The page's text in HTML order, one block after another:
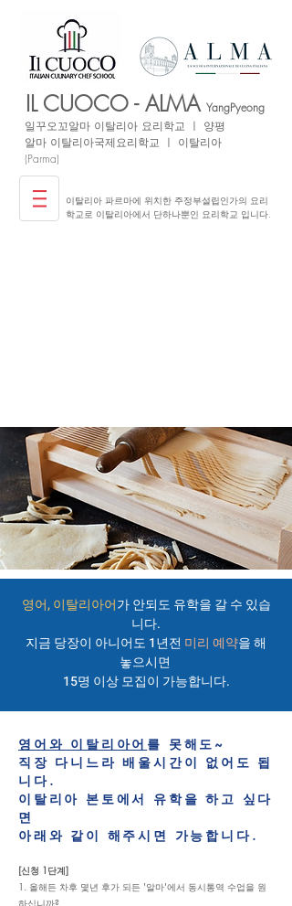
IL CUOCO - ALMA YangPyeong
일꾸오꼬알마 이탈리아 요리학교 ㅣ 양평
​알마 이탈리아국제요리학교 ㅣ 이탈리아
(Parma)
이탈리아 파르마에 위치한 주정부설립인가의 요리
학교로 이탈리아에서 단하나뿐인 요리학교 입니다.
영어, 이탈리아어가 안되도 ​유학을 갈 수 있습
니다.
지금 당장이 아니어도 1년전 미리 예약을 해
놓으시면
15명 이상 모집이 가능합니다.
영어와 이 탈리아어 를 못해도~
직장 다니느라 배울시간이 없어도 됩
니다.
이탈리아 본토에서 유학을 하고 싶다
면
아래와 같이 해주시면 가능합니 다.
[신청 1단계]
1. 올해든 차후 몇년 후가 되든 '알마'에서 동시통역 수업을 원
하십니까?